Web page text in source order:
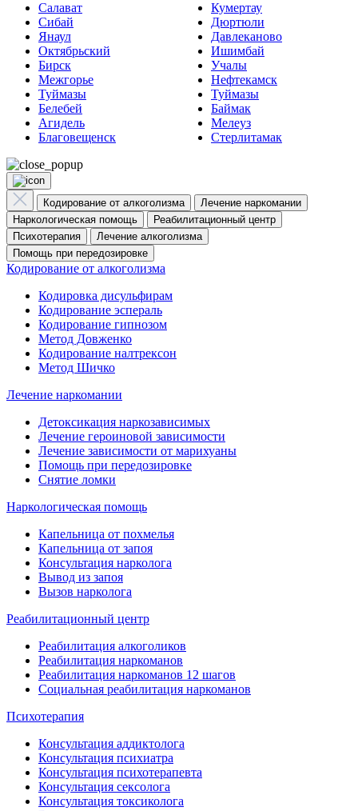
Салават
Кумертау
Сибай
Дюртюли
Янаул
Давлеканово
Октябрьский
Ишимбай
Бирск
Учалы
Межгорье
Нефтекамск
Туймазы
Туймазы
Белебей
Баймак
Агидель
Мелеуз
Благовещенск
Стерлитамак
Кодирование от алкоголизма
Лечение наркомании
Наркологическая помощь
Реабилитационный центр
Психотерапия
Лечение алкоголизма
Помощь при передозировке
Кодирование от алкоголизма
Кодировка дисульфирам
Кодирование эспераль
Кодирование гипнозом
Метод Довженко
Кодирование налтрексон
Метод Шичко
Лечение наркомании
Детоксикация наркозависимых
Лечение героиновой зависимости
Лечение зависимости от марихуаны
Помощь при передозировке
Снятие ломки
Наркологическая помощь
Капельница от похмелья
Капельница от запоя
Консультация нарколога
Вывод из запоя
Вызов нарколога
Реабилитационный центр
Реабилитация алкоголиков
Реабилитация наркоманов
Реабилитация наркоманов 12 шагов
Социальная реабилитация наркоманов
Психотерапия
Консультация аддиктолога
Консультация психиатра
Консультация психотерапевта
Консультация сексолога
Консультация токсиколога